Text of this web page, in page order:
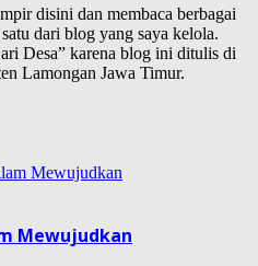
disini dan membaca berbagai
dari blog yang saya kelola.
Desa” karena blog ini ditulis di
Lamongan Jawa Timur.
Mewujudkan